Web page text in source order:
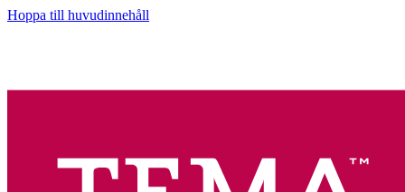
Hoppa till huvudinnehåll